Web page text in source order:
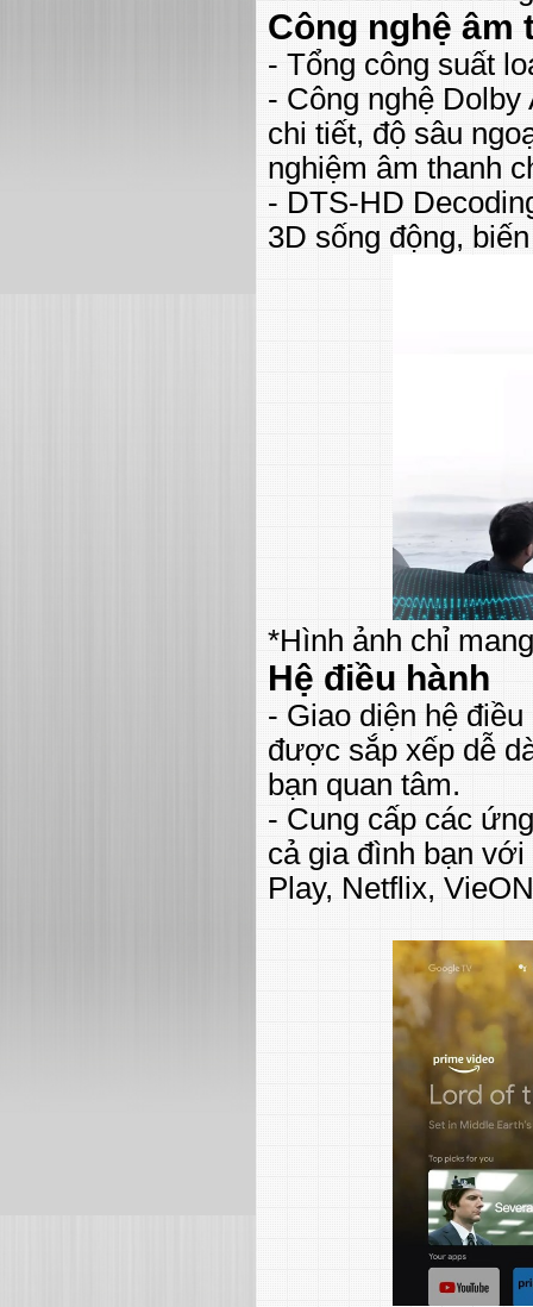
Công nghệ âm
- Tổng công suất
- Công nghệ
chi tiết, độ sâu
nghiệm âm thanh
- DTS-HD
3D sống động,
*Hình ảnh chỉ
Hệ điều hành
- Giao diện hệ
được sắp xếp dễ
bạn quan tâm.
- Cung cấp các
cả gia đình bạn
Play, Netflix,